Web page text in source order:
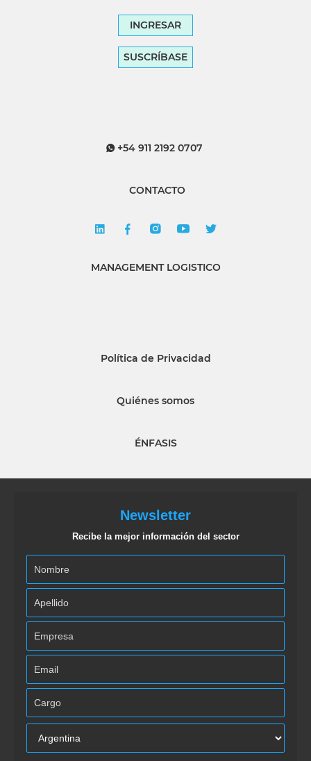
INGRESAR
SUSCRÍBASE
+54 911 2192 0707
CONTACTO
MANAGEMENT LOGISTICO
Política de Privacidad
Quiénes somos
ÉNFASIS
Newsletter
Recibe la mejor información del sector